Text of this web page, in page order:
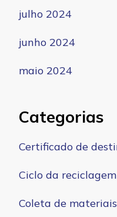
julho 2024
junho 2024
maio 2024
Categorias
Certificado de
Ciclo da reciclagem
Coleta de